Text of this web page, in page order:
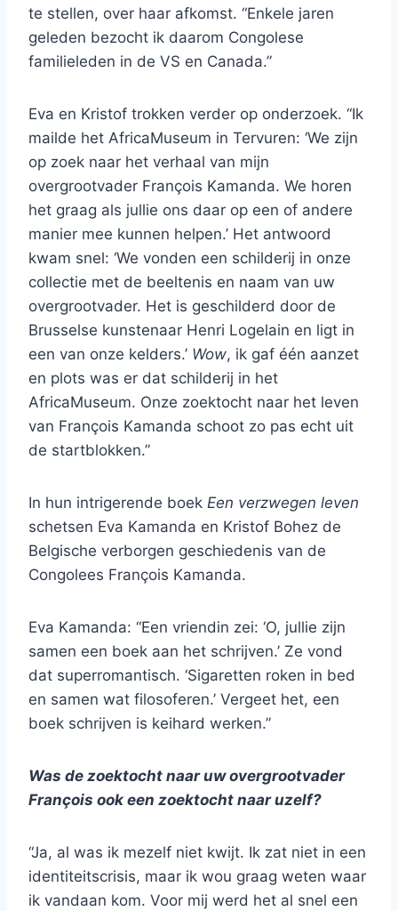
te stellen, over haar afkomst. “Enkele jaren
geleden bezocht ik daarom Congolese
familieleden in de VS en Canada.”
Eva en Kristof trokken verder op onderzoek. “Ik
mailde het AfricaMuseum in Tervuren: ‘We zijn
op zoek naar het verhaal van mijn
overgrootvader François Kamanda. We horen
het graag als jullie ons daar op een of andere
manier mee kunnen helpen.’ Het antwoord
kwam snel: ‘We vonden een schilderij in onze
collectie met de beeltenis en naam van uw
overgrootvader. Het is geschilderd door de
Brusselse kunstenaar Henri Logelain en ligt in
een van onze kelders.’ Wow, ik gaf één aanzet
en plots was er dat schilderij in het
AfricaMuseum. Onze zoektocht naar het leven
van François Kamanda schoot zo pas echt uit
de startblokken.”
In hun intrigerende boek Een verzwegen leven
schetsen Eva Kamanda en Kristof Bohez de
Belgische verborgen geschiedenis van de
Congolees François Kamanda.
Eva Kamanda: “Een vriendin zei: ‘O, jullie zijn
samen een boek aan het schrijven.’ Ze vond
dat superromantisch. ‘Sigaretten roken in bed
en samen wat filosoferen.’ Vergeet het, een
boek schrijven is keihard werken.”
Was de zoektocht naar uw overgrootvader
François ook een zoektocht naar uzelf?
“Ja, al was ik mezelf niet kwijt. Ik zat niet in een
identiteitscrisis, maar ik wou graag weten waar
ik vandaan kom. Voor mij werd het al snel een